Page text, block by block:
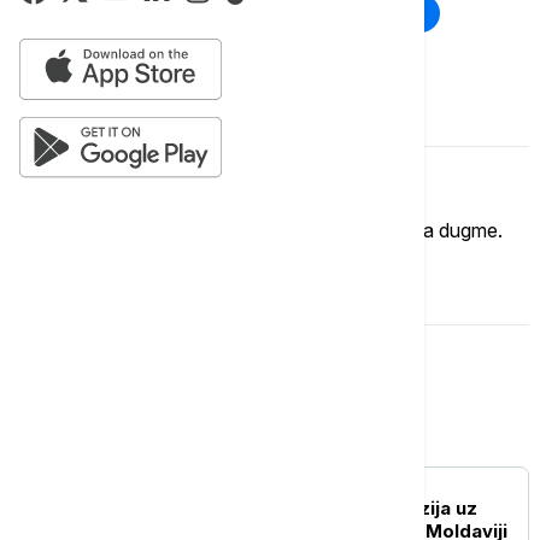
Komentari (0)
Ukoliko želite da ostavite komentar, kliknite na dugme.
RAT U UKRAJINI Eksplozija uz
granicu sa Ukrajinom: U Moldaviji